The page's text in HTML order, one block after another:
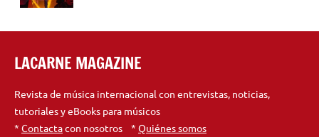
LACARNE MAGAZINE
Revista de música internacional con entrevistas, noticias,
tutoriales y eBooks para músicos
* Contactacon nosotros * Quiénes somos